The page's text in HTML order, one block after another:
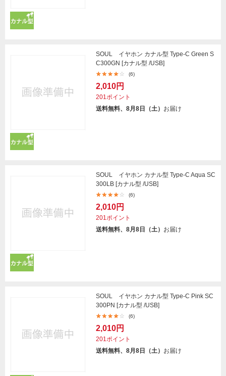
SOUL イヤホン カナル型 Type-C Green S
C300GN [カナル型 /USB]
(6)
2,010円
201ポイント
送料無料、8月8日（土） お届け
SOUL イヤホン カナル型 Type-C Aqua SC
300LB [カナル型 /USB]
(6)
2,010円
201ポイント
送料無料、8月8日（土） お届け
SOUL イヤホン カナル型 Type-C Pink SC
300PN [カナル型 /USB]
(6)
2,010円
201ポイント
送料無料、8月8日（土） お届け